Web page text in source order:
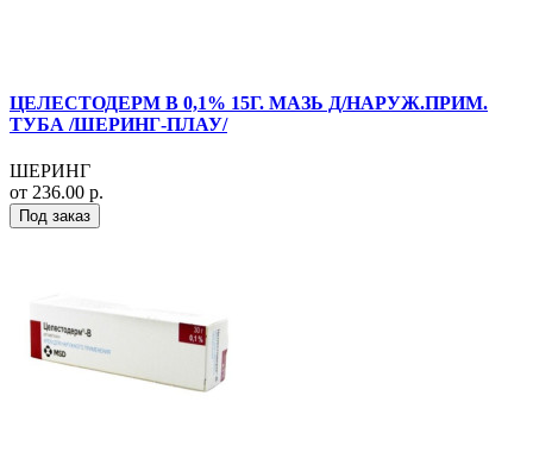
ЦЕЛЕСТОДЕРМ В 0,1% 15Г. МАЗЬ Д/НАРУЖ.ПРИМ.
ТУБА /ШЕРИНГ-ПЛАУ/
ШЕРИНГ
от 236.00 р.
Под заказ